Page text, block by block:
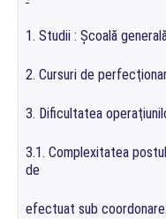
1. Studii : Şcoală
2. Cursuri de
3. Dificultatea
3.1. Complexitatea
de
efectuat sub coordonare: